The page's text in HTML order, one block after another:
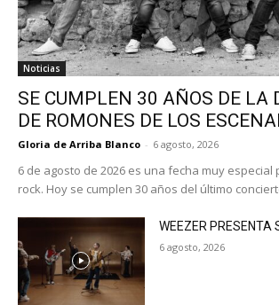
Noticias
SE CUMPLEN 30 AÑOS DE LA
DE ROMONES DE LOS
Gloria de Arriba Blanco - 6 agosto, 2026
6 de agosto de 2026 es una fecha muy
rock. Hoy se cumplen 30 años del último
WEEZER PRESENTA
6 agosto, 2026